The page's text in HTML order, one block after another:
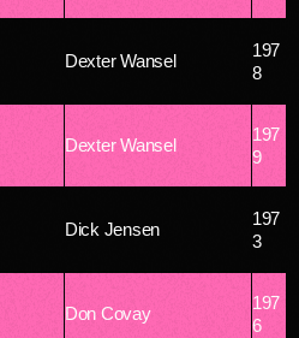
Dexter Wansel
197
8
Dexter Wansel
197
9
Dick Jensen
197
3
Don Covay
197
6